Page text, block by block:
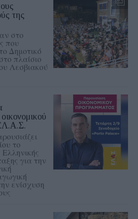
της
στο
που
Δημοτικό
πλαίσιο
Λεσβιακού
το
Ελληνικής
για την
ενίσχυση